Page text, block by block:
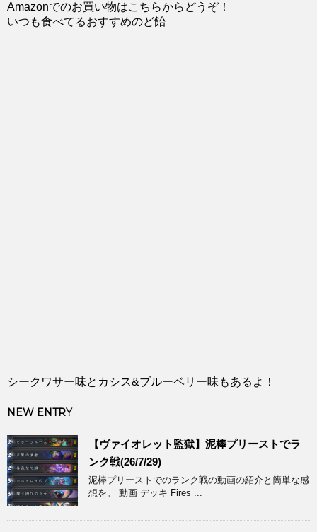
Amazonでのお買い物はこちらからどうぞ！
いつも食べてるおすすめのど飴
シークワサー味とカシス&ブルーベリー味もあるよ！
NEW ENTRY
【ヴァイオレット監獄】泥棒プリーストでラ
ンク戦(26/7/29)
泥棒プリーストでのランク戦の動画の紹介と簡単な感
想を。 動画 デッキ Fires ...